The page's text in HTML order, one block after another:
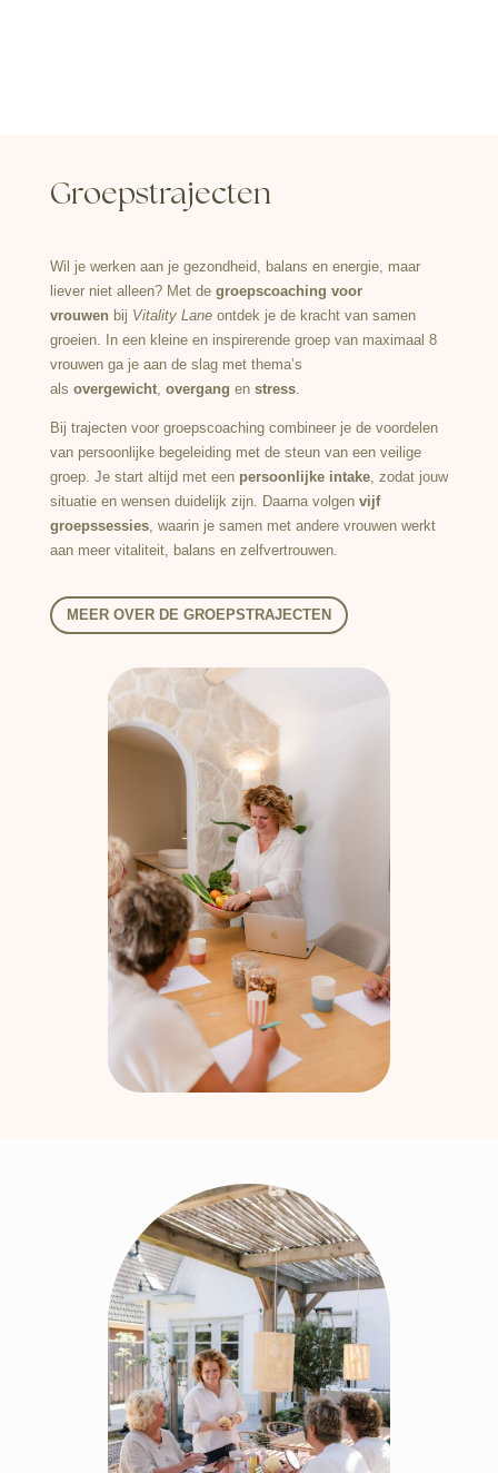
Groepstrajecten
Wil je werken aan je gezondheid, balans en energie, maar
liever niet alleen? Met de groepscoaching voor
vrouwen bij Vitality Lane ontdek je de kracht van samen
groeien. In een kleine en inspirerende groep van maximaal 8
vrouwen ga je aan de slag met thema’s
als overgewicht, overgang en stress.
Bij trajecten voor groepscoaching combineer je de voordelen
van persoonlijke begeleiding met de steun van een veilige
groep. Je start altijd met een persoonlijke intake, zodat jouw
situatie en wensen duidelijk zijn. Daarna volgen vijf
groepssessies, waarin je samen met andere vrouwen werkt
aan meer vitaliteit, balans en zelfvertrouwen.
MEER OVER DE GROEPSTRAJECTEN